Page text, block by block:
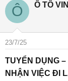
Ô Ô TÔ
23/7/25
TUYỂN DỤNG
NHẬN VIỆC ĐI